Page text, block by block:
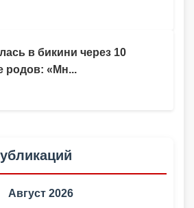
в бикини через 10
родов: «Мн...
Август 2026